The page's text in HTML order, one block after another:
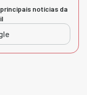
notícias da